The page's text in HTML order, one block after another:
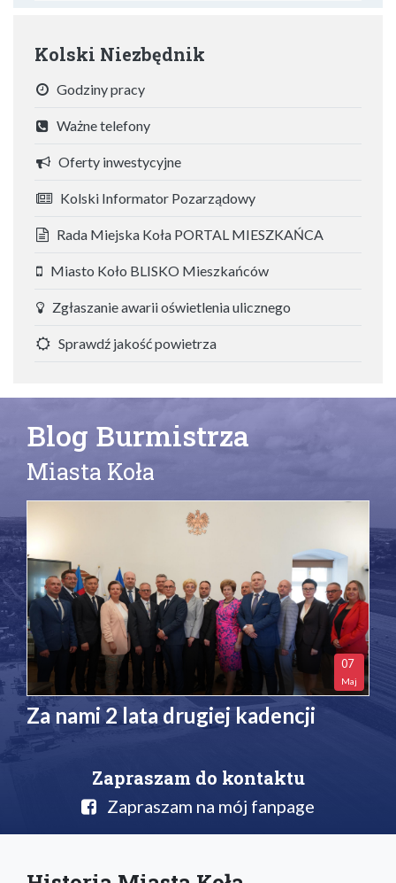
Kolski Niezbędnik
Godziny pracy
Ważne telefony
Oferty inwestycyjne
Kolski Informator Pozarządowy
Rada Miejska Koła PORTAL MIESZKAŃCA
Miasto Koło BLISKO Mieszkańców
Zgłaszanie awarii oświetlenia ulicznego
Sprawdź jakość powietrza
Blog Burmistrza
Miasta Koła
07
Maj
Za nami 2 lata drugiej kadencji
Zapraszam do kontaktu
Zapraszam na mój fanpage